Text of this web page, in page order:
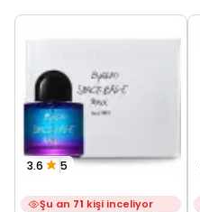
3.6 5
Şu an 71 kişi inceliyor